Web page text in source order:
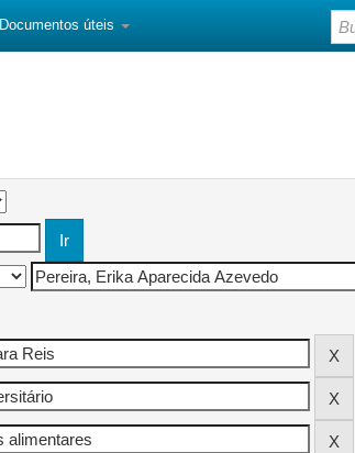
Documentos úteis